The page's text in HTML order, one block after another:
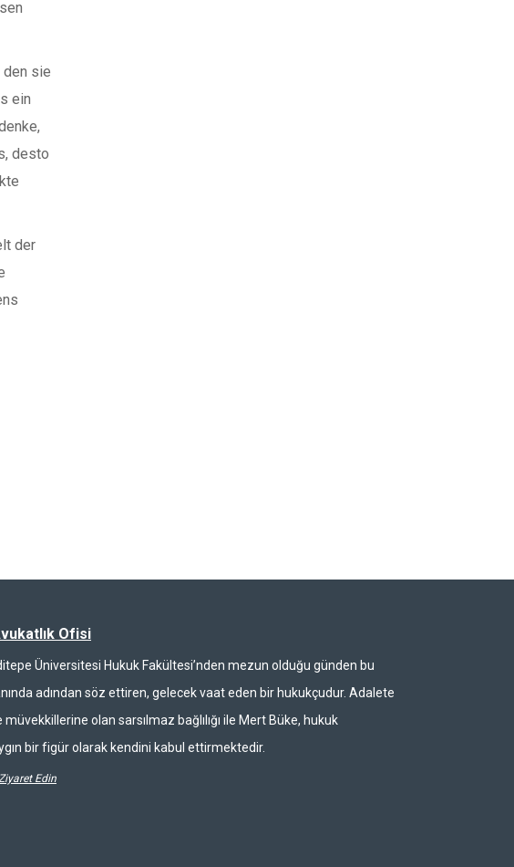
den sie
ein
desto
der
Ofisi
Üniversitesi Hukuk Fakültesi’nden mezun olduğu günden bu
adından söz ettiren, gelecek vaat eden bir hukukçudur. Adalete
olan sarsılmaz bağlılığı ile Mert Büke, hukuk
bir figür olarak kendini kabul ettirmektedir.
Edin